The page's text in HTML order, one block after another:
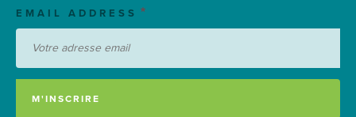
EMAIL ADDRESS